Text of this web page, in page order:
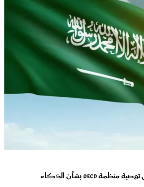
السعودية تنضم إلى توصية منظمة OECD بشأن الذكاء